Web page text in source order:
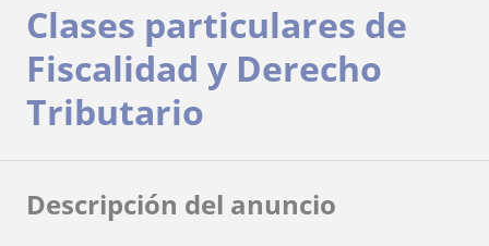
Clases particulares de
Fiscalidad y Derecho
Tributario
Descripción del anuncio